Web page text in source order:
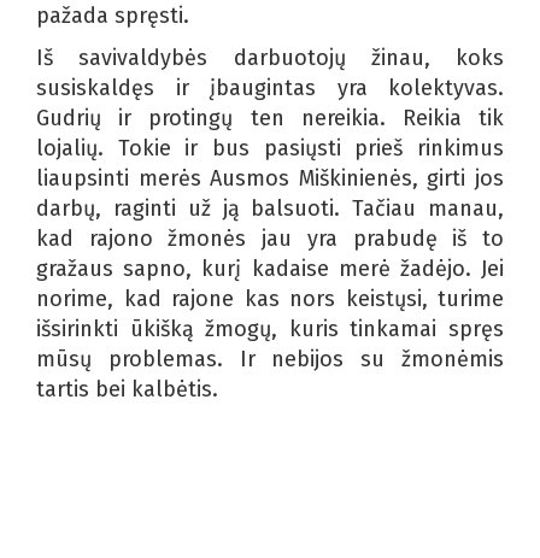
pažada spręsti.
Iš savivaldybės darbuotojų žinau, koks
susiskaldęs ir įbaugintas yra kolektyvas.
Gudrių ir protingų ten nereikia. Reikia tik
lojalių. Tokie ir bus pasiųsti prieš rinkimus
liaupsinti merės Ausmos Miškinienės, girti jos
darbų, raginti už ją balsuoti. Tačiau manau,
kad rajono žmonės jau yra prabudę iš to
gražaus sapno, kurį kadaise merė žadėjo. Jei
norime, kad rajone kas nors keistųsi, turime
išsirinkti ūkišką žmogų, kuris tinkamai spręs
mūsų problemas. Ir nebijos su žmonėmis
tartis bei kalbėtis.